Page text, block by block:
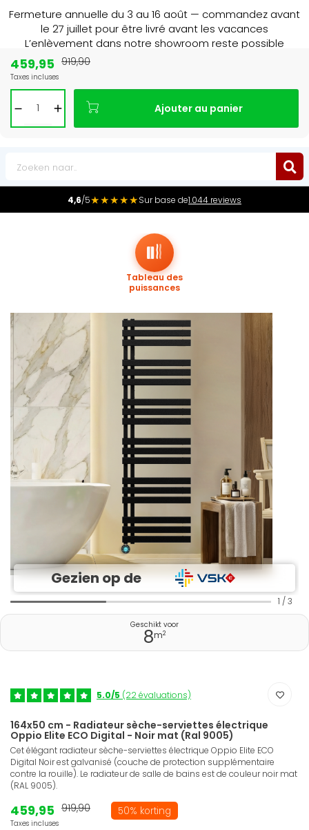
Fermeture annuelle du 3 au 16 août — commandez avant
le 27 juillet pour être livré avant les vacances
L’enlèvement dans notre showroom reste possible
jusqu’au 1er août à 16 h 30.
4,6/5★★★★★Sur base de1.044 reviews
Gezien op de
Tableau des
puissances
1 / 3
Geschikt voor
8m2
5.0/5 (22 évaluations)
164x50 cm - Radiateur sèche-serviettes électrique
Oppio Elite ECO Digital - Noir mat (Ral 9005)
Cet élégant radiateur sèche-serviettes électrique Oppio Elite ECO
Digital Noir est galvanisé (couche de protection supplémentaire
contre la rouille). Le radiateur de salle de bains est de couleur noir mat
(RAL 9005).
459,95
Taxes incluses
919,90 50% korting
459,95
Taxes incluses
919,90
Ajouter au panier